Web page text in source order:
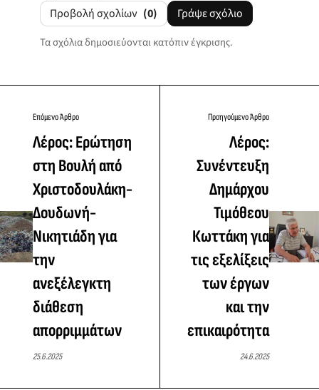
Προβολή σχολίων (0) Γράψε σχόλιο
Τα σχόλια δημοσιεύονται κατόπιν έγκρισης.
Επόμενο Άρθρο
Λέρος: Ερώτηση
στη Βουλή από
Χριστοδουλάκη-
Δουδωνή-
Νικητιάδη για
την
ανεξέλεγκτη
διάθεση
απορριμμάτων
25.6.2025
Προηγούμενο Άρθρο
Λέρος:
Συνέντευξη
Δημάρχου
Τιμόθεου
Κωττάκη για
τις εξελίξεις
των έργων
και την
επικαιρότητα
24.6.2025